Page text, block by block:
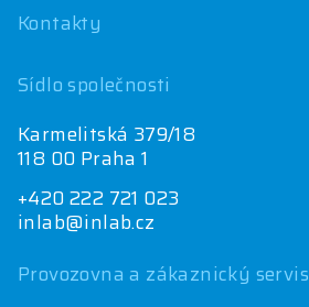
Kontakty
Sídlo společnosti
Karmelitská 379/18
118 00 Praha 1
+420 222 721 023
inlab@inlab.cz
Provozovna a zákaznický servis